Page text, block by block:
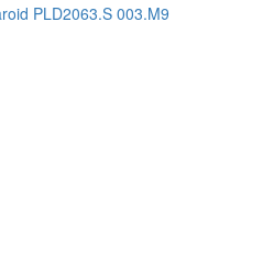
PLD2063.S 003.M9